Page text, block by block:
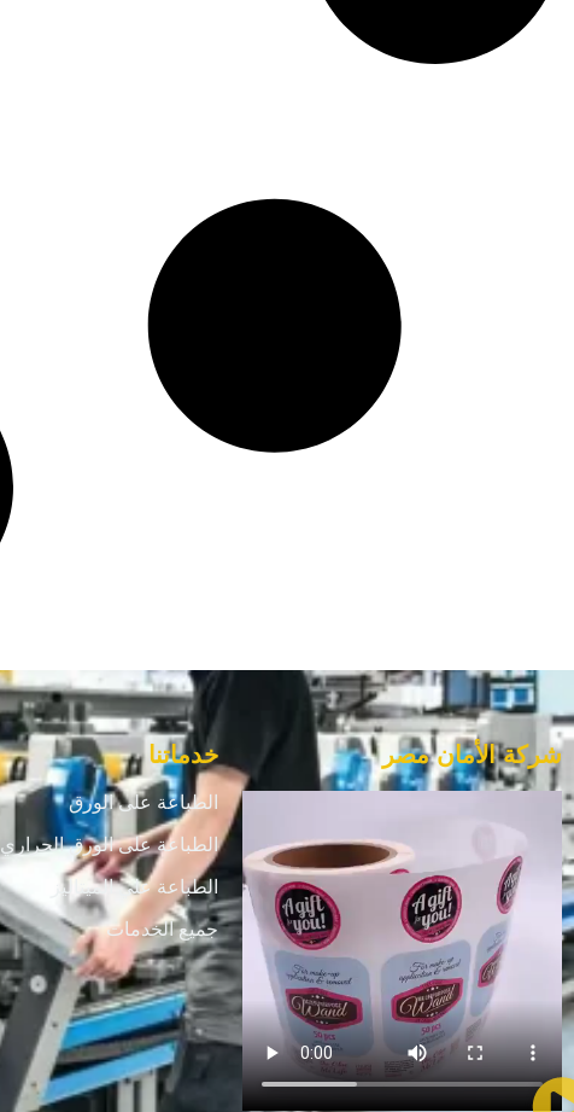
شركة الأمان مصر خدماتنا
الطباعة على الورق
الطباعة على الورق الحراري
الطباعة علي الميتاليز
جميع الخدمات